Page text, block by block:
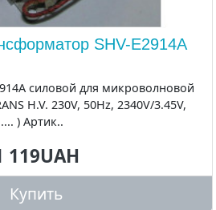
SHV-E2914A
силовой для микроволновой
H.V. 230V, 50Hz, 2340V/3.45V,
) Артик..
119UAH
Купить